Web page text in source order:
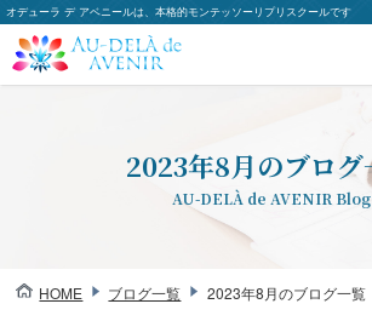
オデューラ デ アベニールは、本格的モンテッソーリプリスクールです
2023年8月のブログ
AU-DELÀ de AVENIR Blog
HOME ブログ一覧 2023年8月のブログ一覧